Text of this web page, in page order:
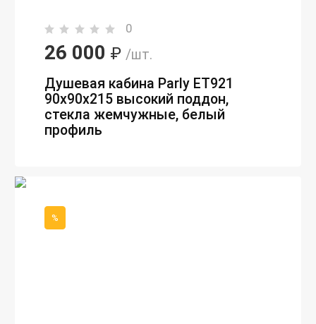
0
26 000 ₽ /шт.
Душевая кабина Parly ET921
90х90х215 высокий поддон,
стекла жемчужные, белый
профиль
%